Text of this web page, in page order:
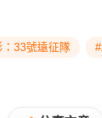
：33號遠征隊